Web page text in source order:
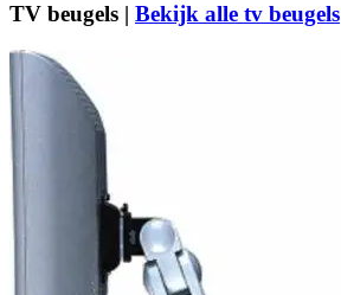
TV beugels | Bekijk alle tv beugels